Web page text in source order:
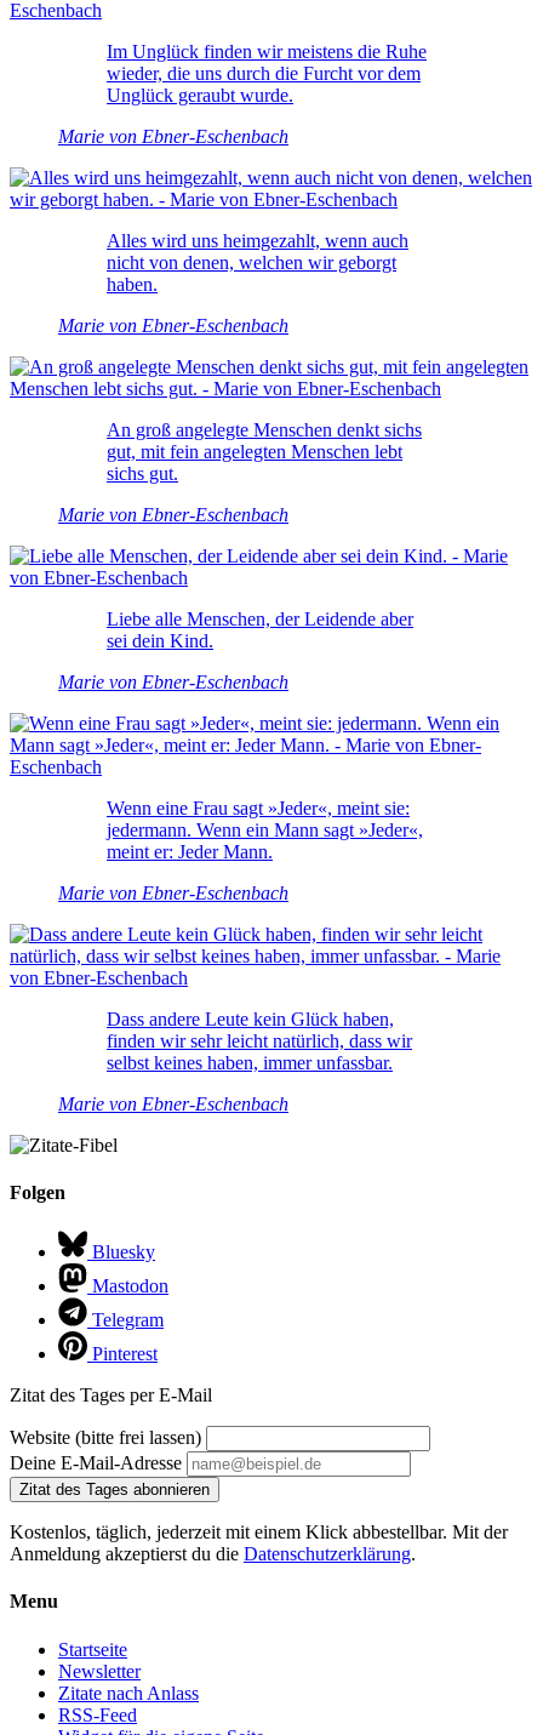
Im Unglück finden wir meistens die Ruhe
wieder, die uns durch die Furcht vor dem
Unglück geraubt wurde.
Marie von Ebner-Eschenbach
Alles wird uns heimgezahlt, wenn auch
nicht von denen, welchen wir geborgt
haben.
Marie von Ebner-Eschenbach
An groß angelegte Menschen denkt sichs
gut, mit fein angelegten Menschen lebt
sichs gut.
Marie von Ebner-Eschenbach
Liebe alle Menschen, der Leidende aber
sei dein Kind.
Marie von Ebner-Eschenbach
Wenn eine Frau sagt »Jeder«, meint sie:
jedermann. Wenn ein Mann sagt »Jeder«,
meint er: Jeder Mann.
Marie von Ebner-Eschenbach
Dass andere Leute kein Glück haben,
finden wir sehr leicht natürlich, dass wir
selbst keines haben, immer unfassbar.
Marie von Ebner-Eschenbach
Folgen
Bluesky
Mastodon
Telegram
Pinterest
Zitat des Tages per E-Mail
Website (bitte frei lassen)
Deine E-Mail-Adresse
Zitat des Tages abonnieren
Kostenlos, täglich, jederzeit mit einem Klick abbestellbar. Mit der
Anmeldung akzeptierst du die Datenschutzerklärung.
Menu
Startseite
Newsletter
Zitate nach Anlass
RSS-Feed